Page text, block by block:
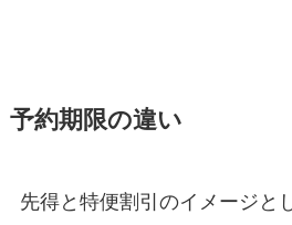
予約期限の違い
先得と特便割引のイメージと